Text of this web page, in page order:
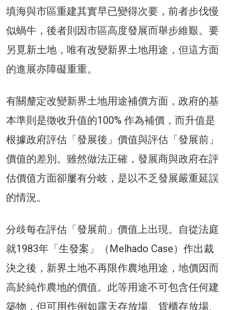
填海與市區重建其實早已變得次要，前者步伐慢
似蝸牛，後者則因市區高度發展而舉步維艱。要
另覓新土地，唯有改變新界土地用途，但這方面
的進展亦障礙重重。
有關釐定改變新界土地用途補價方面，政府的基
本準則是徵收升值的100% 作為補價，而升值是
根據政府評估「發展後」價值與評估「發展前」
價值的差別。雖然做法正確，發展商與政府在評
估價值方面卻屢有分岐，是以不乏發展嚴重延誤
的情況。
分歧每在評估「發展前」價值上出現。自從法庭
就1983年「生發案」（Melhado Case）作出裁
決之後，新界土地不再限作農地用途，地價因而
高於純作農地的價值。此等用途不可包含任何建
築物，但可用作例如露天存放場、貨櫃存放場、